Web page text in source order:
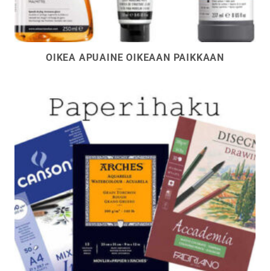
OIKEA APUAINE OIKEAAN PAIKKAAN